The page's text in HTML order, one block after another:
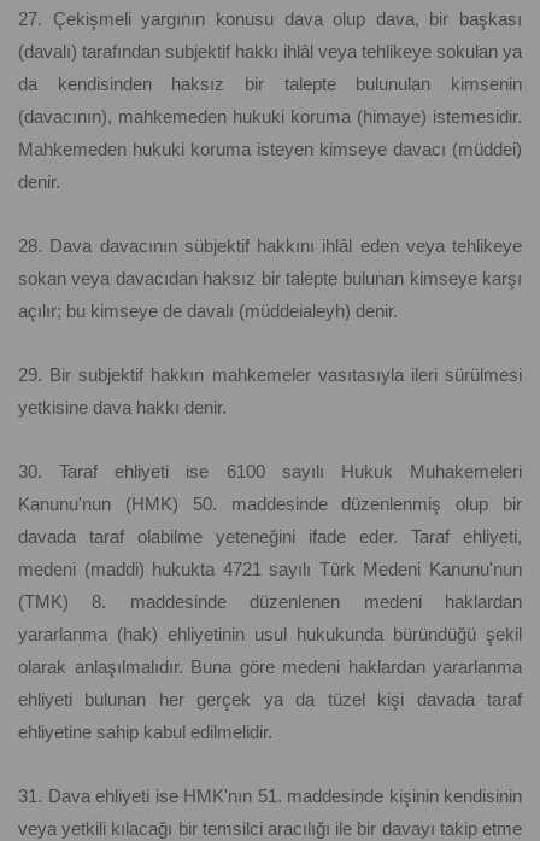
27. Çekişmeli yargının konusu dava olup dava, bir başkası
(davalı) tarafından subjektif hakkı ihlâl veya tehlikeye sokulan ya
da kendisinden haksız bir talepte bulunulan kimsenin
(davacının), mahkemeden hukuki koruma (himaye) istemesidir.
Mahkemeden hukuki koruma isteyen kimseye davacı (müddei)
denir.
28. Dava davacının sübjektif hakkını ihlâl eden veya tehlikeye
sokan veya davacıdan haksız bir talepte bulunan kimseye karşı
açılır; bu kimseye de davalı (müddeialeyh) denir.
29. Bir subjektif hakkın mahkemeler vasıtasıyla ileri sürülmesi
yetkisine dava hakkı denir.
30. Taraf ehliyeti ise 6100 sayılı Hukuk Muhakemeleri
Kanunu'nun (HMK) 50. maddesinde düzenlenmiş olup bir
davada taraf olabilme yeteneğini ifade eder. Taraf ehliyeti,
medeni (maddi) hukukta 4721 sayılı Türk Medeni Kanunu'nun
(TMK) 8. maddesinde düzenlenen medeni haklardan
yararlanma (hak) ehliyetinin usul hukukunda büründüğü şekil
olarak anlaşılmalıdır. Buna göre medeni haklardan yararlanma
ehliyeti bulunan her gerçek ya da tüzel kişi davada taraf
ehliyetine sahip kabul edilmelidir.
31. Dava ehliyeti ise HMK'nın 51. maddesinde kişinin kendisinin
veya yetkili kılacağı bir temsilci aracılığı ile bir davayı takip etme